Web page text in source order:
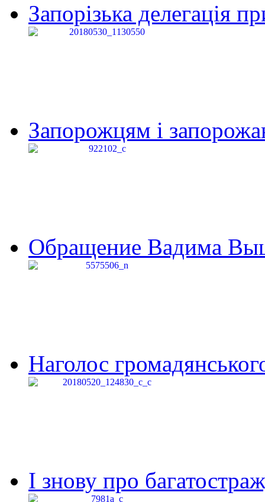
Запорізька делегація
Запорожцям і
Обращение Вадима
Наголос
І знову про